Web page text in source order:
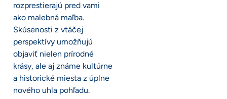
rozprestierajú pred vami
ako malebná maľba.
Skúsenosti z vtáčej
perspektívy umožňujú
objaviť nielen prírodné
krásy, ale aj známe kultúrne
a historické miesta z úplne
nového uhla pohľadu.